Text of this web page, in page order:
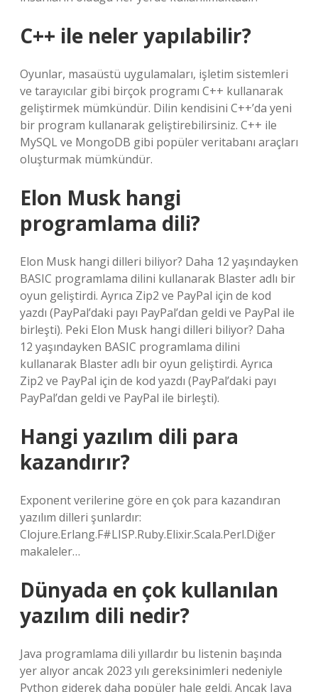
C++ ile neler yapılabilir?
Oyunlar, masaüstü uygulamaları, işletim sistemleri
ve tarayıcılar gibi birçok programı C++ kullanarak
geliştirmek mümkündür. Dilin kendisini C++’da yeni
bir program kullanarak geliştirebilirsiniz. C++ ile
MySQL ve MongoDB gibi popüler veritabanı araçları
oluşturmak mümkündür.
Elon Musk hangi
programlama dili?
Elon Musk hangi dilleri biliyor? Daha 12 yaşındayken
BASIC programlama dilini kullanarak Blaster adlı bir
oyun geliştirdi. Ayrıca Zip2 ve PayPal için de kod
yazdı (PayPal’daki payı PayPal’dan geldi ve PayPal ile
birleşti). Peki Elon Musk hangi dilleri biliyor? Daha
12 yaşındayken BASIC programlama dilini
kullanarak Blaster adlı bir oyun geliştirdi. Ayrıca
Zip2 ve PayPal için de kod yazdı (PayPal’daki payı
PayPal’dan geldi ve PayPal ile birleşti).
Hangi yazılım dili para
kazandırır?
Exponent verilerine göre en çok para kazandıran
yazılım dilleri şunlardır:
Clojure.Erlang.F#LISP.Ruby.Elixir.Scala.Perl.Diğer
makaleler…
Dünyada en çok kullanılan
yazılım dili nedir?
Java programlama dili yıllardır bu listenin başında
yer alıyor ancak 2023 yılı gereksinimleri nedeniyle
Python giderek daha popüler hale geldi. Ancak Java